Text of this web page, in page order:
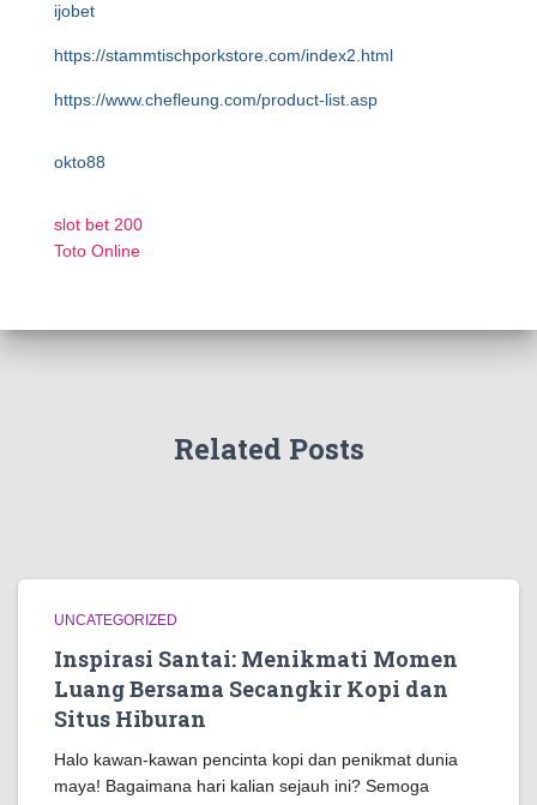
ijobet
https://stammtischporkstore.com/index2.html
https://www.chefleung.com/product-list.asp
okto88
slot bet 200
Toto Online
Related Posts
UNCATEGORIZED
Inspirasi Santai: Menikmati Momen
Luang Bersama Secangkir Kopi dan
Situs Hiburan
Halo kawan-kawan pencinta kopi dan penikmat dunia
maya! Bagaimana hari kalian sejauh ini? Semoga